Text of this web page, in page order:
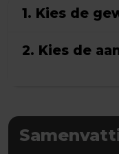
1. Kies de
2. Kies de